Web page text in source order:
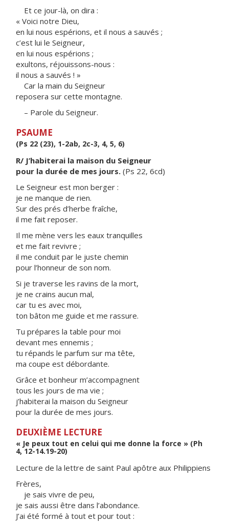
Et ce jour-là, on dira :
« Voici notre Dieu,
en lui nous espérions, et il nous a sauvés ;
c’est lui le Seigneur,
en lui nous espérions ;
exultons, réjouissons-nous :
il nous a sauvés ! »
Car la main du Seigneur
reposera sur cette montagne.
– Parole du Seigneur.
PSAUME
(Ps 22 (23), 1-2ab, 2c-3, 4, 5, 6)
R/ J’habiterai la maison du Seigneur
pour la durée de mes jours. (Ps 22, 6cd)
Le Seigneur est mon berger :
je ne manque de rien.
Sur des prés d’herbe fraîche,
il me fait reposer.
Il me mène vers les eaux tranquilles
et me fait revivre ;
il me conduit par le juste chemin
pour l’honneur de son nom.
Si je traverse les ravins de la mort,
je ne crains aucun mal,
car tu es avec moi,
ton bâton me guide et me rassure.
Tu prépares la table pour moi
devant mes ennemis ;
tu répands le parfum sur ma tête,
ma coupe est débordante.
Grâce et bonheur m’accompagnent
tous les jours de ma vie ;
j’habiterai la maison du Seigneur
pour la durée de mes jours.
DEUXIÈME LECTURE
« Je peux tout en celui qui me donne la force » (Ph
4, 12-14.19-20)
Lecture de la lettre de saint Paul apôtre aux Philippiens
Frères,
je sais vivre de peu,
je sais aussi être dans l’abondance.
J’ai été formé à tout et pour tout :